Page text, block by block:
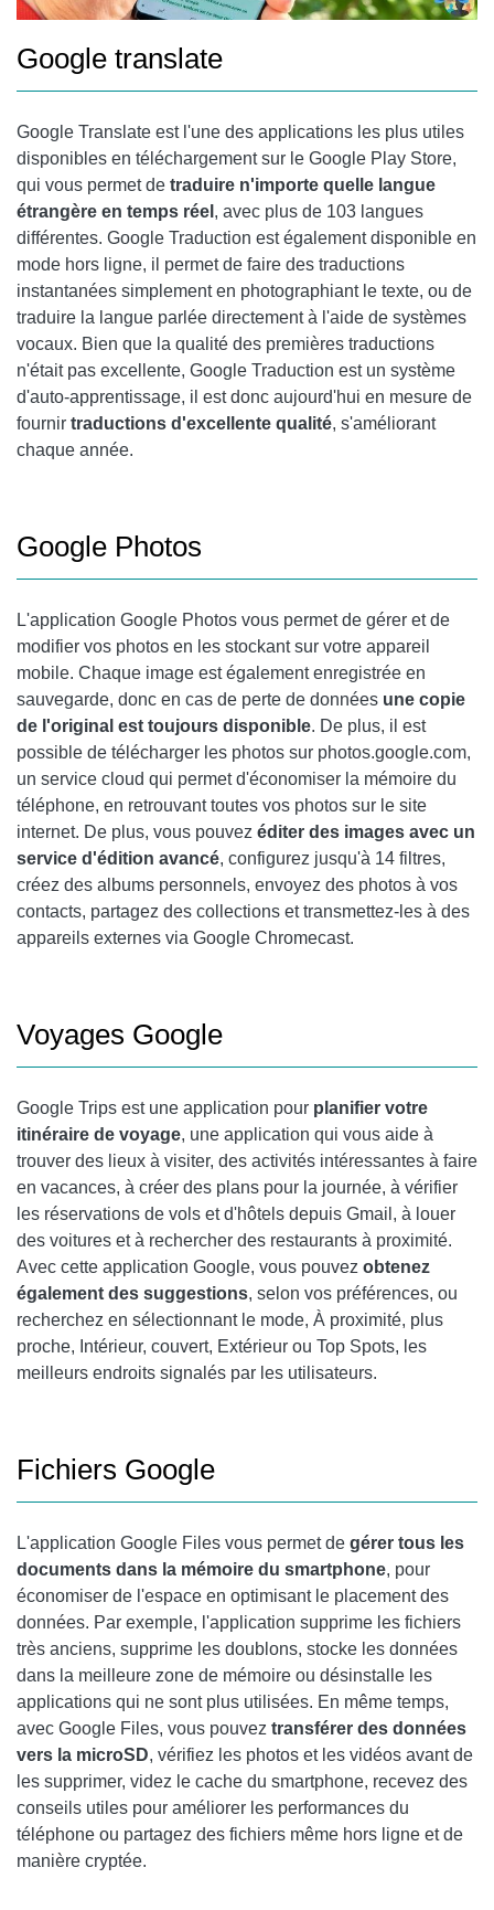
Google translate
Google Translate est l'une des applications les plus utiles
disponibles en téléchargement sur le Google Play Store,
qui vous permet de traduire n'importe quelle langue
étrangère en temps réel , avec plus de 103 langues
différentes. Google Traduction est également disponible en
mode hors ligne, il permet de faire des traductions
instantanées simplement en photographiant le texte, ou de
traduire la langue parlée directement à l'aide de systèmes
vocaux. Bien que la qualité des premières traductions
n'était pas excellente, Google Traduction est un système
d'auto-apprentissage, il est donc aujourd'hui en mesure de
fournir traductions d'excellente qualité, s'améliorant
chaque année.
Google Photos
L'application Google Photos vous permet de gérer et de
modifier vos photos en les stockant sur votre appareil
mobile. Chaque image est également enregistrée en
sauvegarde, donc en cas de perte de données une copie
de l'original est toujours disponible. De plus, il est
possible de télécharger les photos sur photos.google.com,
un service cloud qui permet d'économiser la mémoire du
téléphone, en retrouvant toutes vos photos sur le site
internet. De plus, vous pouvez éditer des images avec un
service d'édition avancé, configurez jusqu'à 14 filtres,
créez des albums personnels, envoyez des photos à vos
contacts, partagez des collections et transmettez-les à des
appareils externes via Google Chromecast.
Voyages Google
Google Trips est une application pour planifier votre
itinéraire de voyage, une application qui vous aide à
trouver des lieux à visiter, des activités intéressantes à faire
en vacances, à créer des plans pour la journée, à vérifier
les réservations de vols et d'hôtels depuis Gmail, à louer
des voitures et à rechercher des restaurants à proximité.
Avec cette application Google, vous pouvez obtenez
également des suggestions, selon vos préférences, ou
recherchez en sélectionnant le mode, À proximité, plus
proche, Intérieur, couvert, Extérieur ou Top Spots, les
meilleurs endroits signalés par les utilisateurs.
Fichiers Google
L'application Google Files vous permet de gérer tous les
documents dans la mémoire du smartphone, pour
économiser de l'espace en optimisant le placement des
données. Par exemple, l'application supprime les fichiers
très anciens, supprime les doublons, stocke les données
dans la meilleure zone de mémoire ou désinstalle les
applications qui ne sont plus utilisées. En même temps,
avec Google Files, vous pouvez transférer des données
vers la microSD, vérifiez les photos et les vidéos avant de
les supprimer, videz le cache du smartphone, recevez des
conseils utiles pour améliorer les performances du
téléphone ou partagez des fichiers même hors ligne et de
manière cryptée.